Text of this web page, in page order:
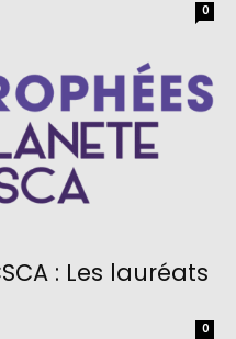
0
: Les lauréats
0